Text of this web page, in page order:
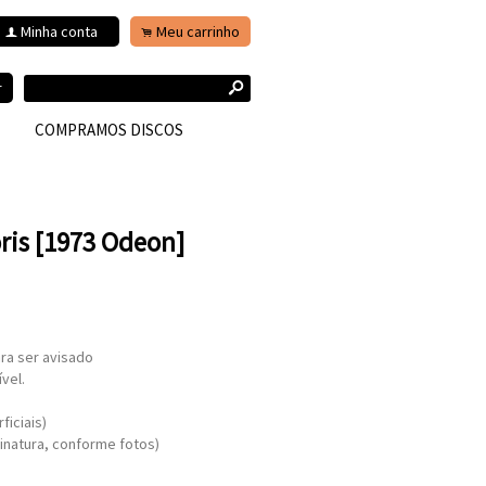
f Minha conta . Meu carrinho
s
COMPRAMOS DISCOS
[1973 Odeon]
ser avisado
conforme fotos)